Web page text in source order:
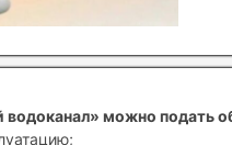
можно подать